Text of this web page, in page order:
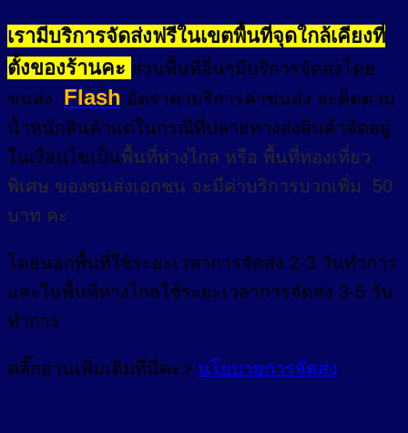
เรามีบริการจัดส่งฟรีในเขตพื้นที่จุดใกล้เคียงที่
ตั้งของร้านคะ ส่วนพื้นที่อื่นๆมีบริการจัดส่งโดย
ขนส่ง Flash อัตราค่าบริการค่าขนส่ง จะคิดตาม
น้ำหนักสินค้าแต่ในกรณีที่ปลายทางส่งสินค้าจัดอยู่
ในเงื่อนไขเป็นพื้นที่ห่างไกล หรือ พื้นที่ท่องเที่ยว
พิเศษ ของขนส่งเอกชน จะมีค่าบริการบวกเพิ่ม 50
บาท คะ
โดยนอกพื้นที่ใช้ระยะเวลาการจัดส่ง 2-3 วันทำการ
และในพื้นที่ห่างไกลใช้ระยะเวลาการจัดส่ง 3-5 วัน
ทำการ
คลิ๊กอ่านเพิ่มเติมที่นี่คะ> นโยบายการจัดส่ง